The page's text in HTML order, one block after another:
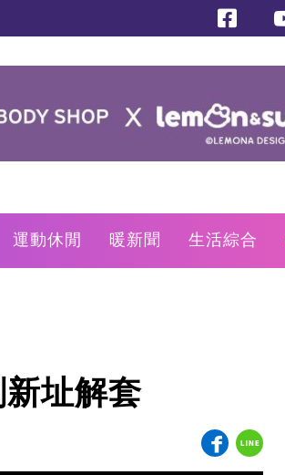
運動休閒 暖新聞 生活綜合
址解套